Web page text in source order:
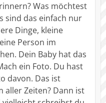
Was möchtest
sind das einfach nur
Dinge, kleine
Person im
Dein Baby hat das
ein Foto. Du hast
davon. Das ist
aller Zeiten? Dann ist